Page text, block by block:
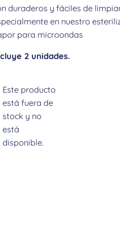
duraderos y fáciles de
en nuestro
para microondas
2 unidades.
Este producto
está fuera de
stock y no
está
disponible.